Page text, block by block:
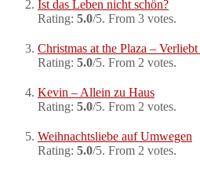
Ist das Leben nicht schön?
Rating: 5.0/5. From 3 votes.
Christmas at the Plaza –
Rating: 5.0/5. From 2 votes.
Kevin – Allein zu Haus
Rating: 5.0/5. From 2 votes.
Weihnachtsliebe auf Umwegen
Rating: 5.0/5. From 2 votes.